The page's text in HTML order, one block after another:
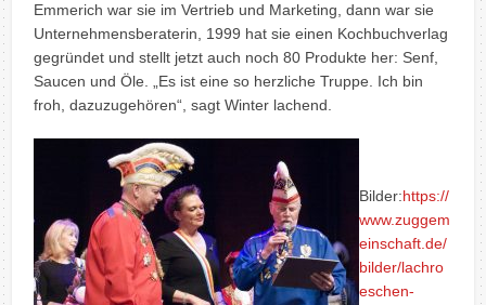
Emmerich war sie im Vertrieb und Marketing, dann war sie
Unternehmensberaterin, 1999 hat sie einen Kochbuchverlag
gegründet und stellt jetzt auch noch 80 Produkte her: Senf,
Saucen und Öle. „Es ist eine so herzliche Truppe. Ich bin
froh, dazuzugehören“, sagt Winter lachend.
Bilder:https://
www.zuggem
einschaft.de/
bilder/lachro
eschen-